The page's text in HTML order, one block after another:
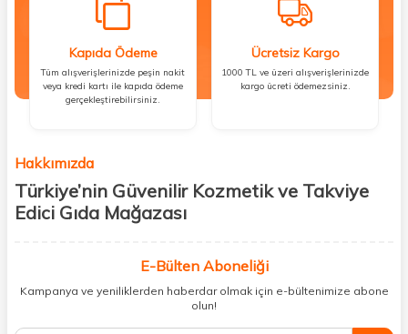
Kapıda Ödeme
Tüm alışverişlerinizde peşin nakit
veya kredi kartı ile kapıda ödeme
gerçekleştirebilirsiniz.
Ücretsiz Kargo
1000 TL ve üzeri alışverişlerinizde
kargo ücreti ödemezsiniz.
Hakkımızda
Türkiye’nin Güvenilir Kozmetik ve Takviye
Edici Gıda Mağazası
kişisel bakım hem de takviye edici gıda ürünlerini sizlerle
buluşturuyoruz. Artık mağaza mağaza dolaşmanıza gerek yok;
ihtiyacınız olan her şeyi tek bir çatı altında topluyor ve kapınıza kadar
E-Bülten Aboneliği
Kampanya ve yeniliklerden haberdar olmak için e-bültenimize abone
olun!